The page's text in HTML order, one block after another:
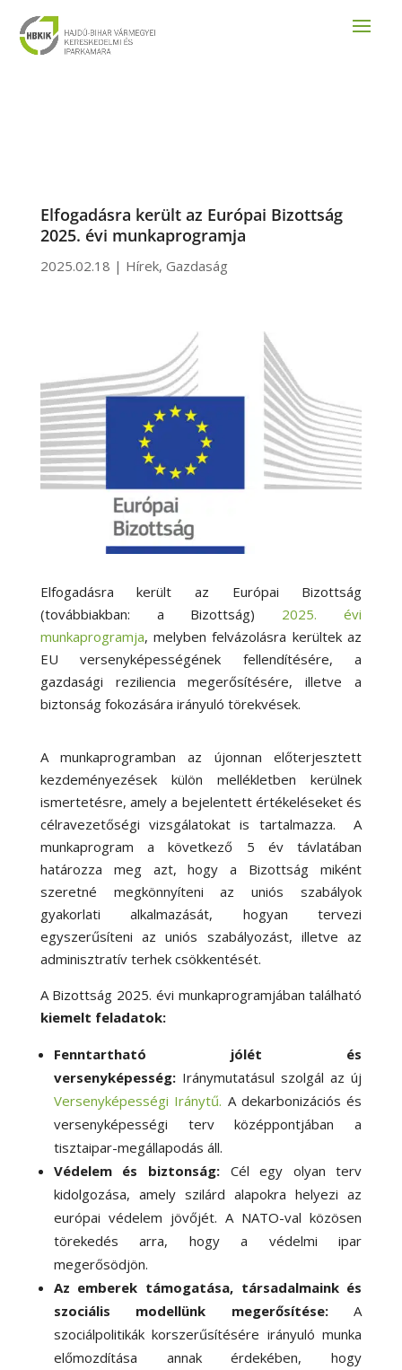
Elfogadásra került az Európai Bizottság
2025. évi munkaprogramja
2025.02.18 | Hírek, Gazdaság
Elfogadásra került az Európai Bizottság
(továbbiakban: a Bizottság) 2025. évi
munkaprogramja, melyben felvázolásra kerültek az
EU versenyképességének fellendítésére, a
gazdasági reziliencia megerősítésére, illetve a
biztonság fokozására irányuló törekvések.
A munkaprogramban az újonnan előterjesztett
kezdeményezések külön mellékletben kerülnek
ismertetésre, amely a bejelentett értékeléseket és
célravezetőségi vizsgálatokat is tartalmazza. A
munkaprogram a következő 5 év távlatában
határozza meg azt, hogy a Bizottság miként
szeretné megkönnyíteni az uniós szabályok
gyakorlati alkalmazását, hogyan tervezi
egyszerűsíteni az uniós szabályozást, illetve az
adminisztratív terhek csökkentését.
A Bizottság 2025. évi munkaprogramjában található
kiemelt feladatok:
Fenntartható jólét és
versenyképesség:Iránymutatásul szolgál az új
Versenyképességi Iránytű. A dekarbonizációs és
versenyképességi terv középpontjában a
tisztaipar-megállapodás áll.
Védelem és biztonság:Cél egy olyan terv
kidolgozása, amely szilárd alapokra helyezi az
európai védelem jövőjét. A NATO-val közösen
törekedés arra, hogy a védelmi ipar
megerősödjön.
Az emberek támogatása, társadalmaink és
szociális modellünk megerősítése:A
szociálpolitikák korszerűsítésére irányuló munka
előmozdítása annak érdekében, hogy